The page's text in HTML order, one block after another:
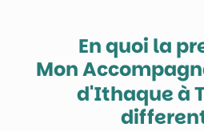
En quoi la
Mon
d'Ithaque à